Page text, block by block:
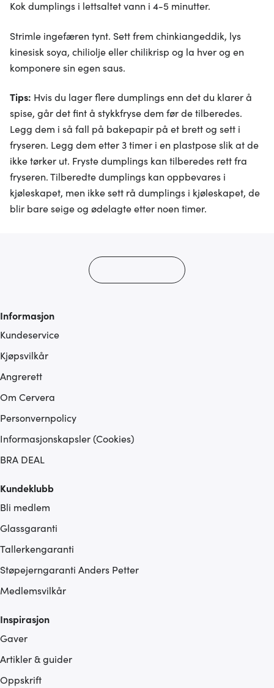
Kok dumplings i lettsaltet vann i 4-5 minutter.
Strimle ingefæren tynt. Sett frem chinkiangeddik, lys
kinesisk soya, chiliolje eller chilikrisp og la hver og en
komponere sin egen saus.
Tips: Hvis du lager flere dumplings enn det du klarer å
spise, går det fint å stykkfryse dem før de tilberedes.
Legg dem i så fall på bakepapir på et brett og sett i
fryseren. Legg dem etter 3 timer i en plastpose slik at de
ikke tørker ut. Fryste dumplings kan tilberedes rett fra
fryseren. Tilberedte dumplings kan oppbevares i
kjøleskapet, men ikke sett rå dumplings i kjøleskapet, de
blir bare seige og ødelagte etter noen timer.
Informasjon
Kundeservice
Kjøpsvilkår
Angrerett
Om Cervera
Personvernpolicy
Informasjonskapsler (Cookies)
BRA DEAL
Kundeklubb
Bli medlem
Glassgaranti
Tallerkengaranti
Støpejerngaranti Anders Petter
Medlemsvilkår
Inspirasjon
Gaver
Artikler & guider
Oppskrift